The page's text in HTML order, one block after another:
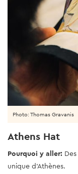
Athens Hat
Pourquoi y aller:
unique d'Athènes.
Photo: Thomas Gravanis